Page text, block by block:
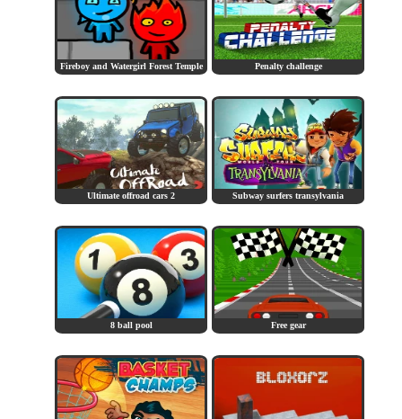
Fireboy and Watergirl Forest Temple Penalty challenge
Ultimate offroad cars 2 Subway surfers transylvania
8 ball pool Free gear